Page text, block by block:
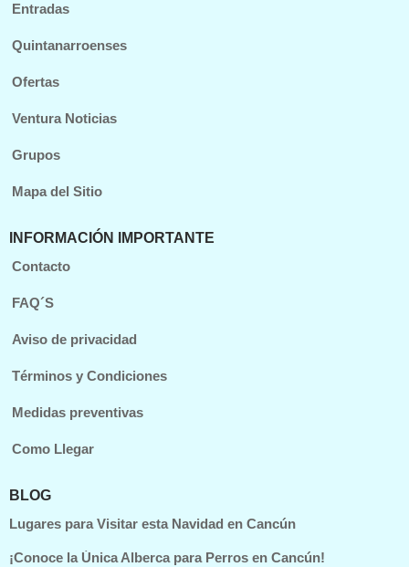
Entradas
Quintanarroenses
Ofertas
Ventura Noticias
Grupos
Mapa del Sitio
INFORMACIÓN IMPORTANTE
Contacto
FAQ´S
Aviso de privacidad
Términos y Condiciones
Medidas preventivas
Como Llegar
BLOG
Lugares para Visitar esta Navidad en Cancún
¡Conoce la Única Alberca para Perros en Cancún!